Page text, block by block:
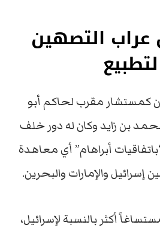
عراب التصهين
مقرب لحاكم أبو
بن زايد وكان له دور خلف
أبراهام” أي معاهدة
أكثر بالنسبة لإسرائيل،